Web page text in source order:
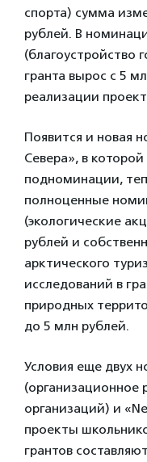
спорта) сумма
рублей. В
(благоустройство
гранта вырос с 5
реализации
Появится и новая
Севера», в
подноминации,
полноценные
(экологические
рублей и
арктического
исследований в
природных
до 5 млн рублей.
Условия еще двух
(организационное
организаций) и
проекты
грантов